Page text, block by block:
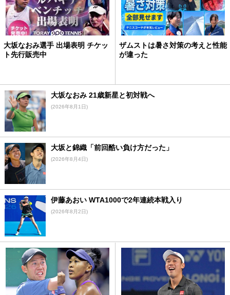
大坂なおみ選手 出場表明 チケッ
ト先行販売中
ザムストは暑さ対策の考えと性能
が違った
大坂なおみ 21歳新星と初対戦へ
(2026年8月1日)
大坂と錦織「前回酷い負け方だった」
(2026年8月4日)
伊藤あおい WTA1000で2年連続本戦入り
(2026年8月2日)